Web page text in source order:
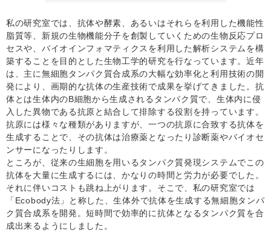
私の研究室では、抗体や酵素、あるいはそれらを利用した機能性
脂質等、新規の生物機能分子を創製していくための生物反応プロ
セスや、バイオインフォマティクスを利用した解析システムを構
築することを目的とした生物工学的研究を行なっています。近年
は、主に無細胞タンパク質合成系の大幅な効率化と利用技術の開
発により、画期的な抗体の生産技術で成果を挙げてきました。抗
体とは生体内のB細胞から生成されるタンパク質で、生体内に侵
入した異物である抗原と結合して排除する役割を持っています。
抗原には様々な種類がありますが、一つの抗原に合致する抗体を
生成することで、その抗体は治療薬となったり診断薬やバイオセ
ンサーになったりします。
ところが、従来の生細胞を用いるタンパク質発現システムでこの
抗体を大量に生成するには、かなりの時間と労力が必要でした。
それに伴いコストも跳ね上がります。そこで、私の研究室では
「Ecobody法」と称した、生体外で抗体を生成する無細胞タンパ
ク質合成系を開発。短時間で効率的に抗体となるタンパク質を合
成出来るようにしました。